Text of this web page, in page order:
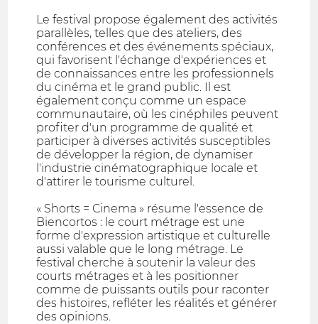
Le festival propose également des activités
parallèles, telles que des ateliers, des
conférences et des événements spéciaux,
qui favorisent l'échange d'expériences et
de connaissances entre les professionnels
du cinéma et le grand public. Il est
également conçu comme un espace
communautaire, où les cinéphiles peuvent
profiter d'un programme de qualité et
participer à diverses activités susceptibles
de développer la région, de dynamiser
l'industrie cinématographique locale et
d'attirer le tourisme culturel.
« Shorts = Cinema » résume l'essence de
Biencortos : le court métrage est une
forme d'expression artistique et culturelle
aussi valable que le long métrage. Le
festival cherche à soutenir la valeur des
courts métrages et à les positionner
comme de puissants outils pour raconter
des histoires, refléter les réalités et générer
des opinions.